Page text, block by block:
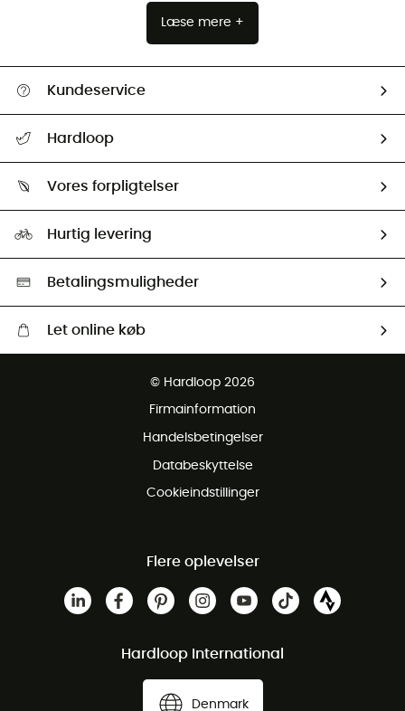
Læse mere +
Kundeservice
Returnering & Tilbagebetaling
Hardloop
Our ambassadors
Vores forpligtelser
Second hand
HardGreen Udvalg
Hurtig levering
Betalingsmuligheder
Let online køb
Gratis retur inden for 100 dage
© Hardloop 2026
Firmainformation
Handelsbetingelser
Databeskyttelse
Cookieindstillinger
Flere oplevelser
Hardloop International
Denmark